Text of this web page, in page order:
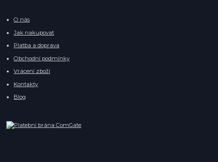
O nás
Jak nakupovat
Platba a doprava
Obchodní podmínky
Vrácení zboží
Kontakty
Blog